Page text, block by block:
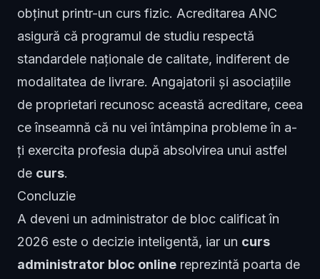
obținut printr-un curs fizic. Acreditarea ANC
asigură că programul de studiu respectă
standardele naționale de calitate, indiferent de
modalitatea de livrare. Angajatorii și asociațiile
de proprietari recunosc această acreditare, ceea
ce înseamnă că nu vei întâmpina probleme în a-
ți exercita profesia după absolvirea unui astfel
de curs.
Concluzie
A deveni un administrator de bloc calificat în
2026 este o decizie inteligentă, iar un curs
administrator bloc online reprezintă poarta de